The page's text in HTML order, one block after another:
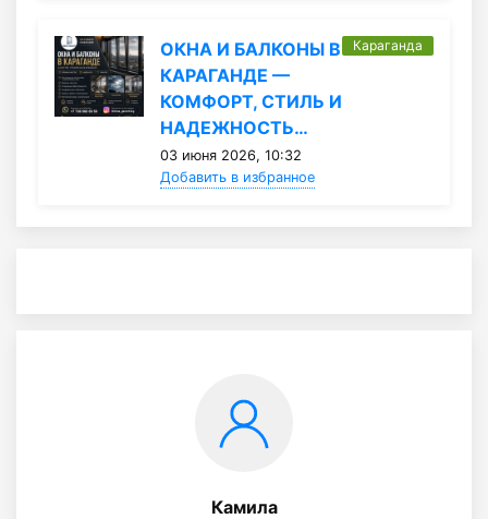
ОКНА И БАЛКОНЫ В
КАРАГАНДЕ —
КОМФОРТ, СТИЛЬ И
НАДЕЖНОСТЬ…
03 июня 2026, 10:32
Добавить в избранное
Караганда
Камила